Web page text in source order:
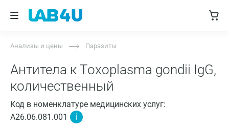
Анализы и цены Паразиты
Антитела к Toxoplasma gondii IgG,
количественный
Код в номенклатуре медицинских услуг:
A26.06.081.001
i